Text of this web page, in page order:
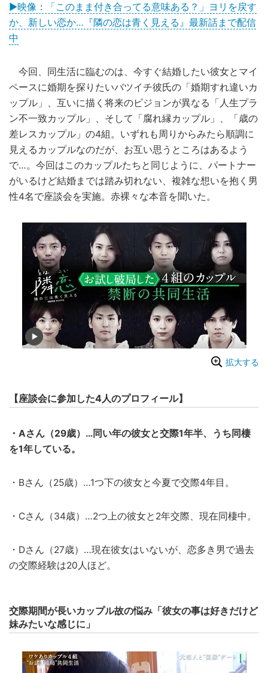
▶映像：「このまま付き合ってる意味ある？」ヨリを戻す
か、新しい恋か…『隣の恋は青く見える』最新話まで配信
中
今回、同生活に臨むのは、今すぐ結婚したい彼女とマイ
ペースに婚期を探りたいバツイチ彼氏の「婚期すれ違いカ
ップル」、互いに描く将来のビジョンが異なる「人生プラ
ン不一致カップル」、そして「腐れ縁カップル」、「歳の
差レスカップル」の4組。いずれも周りからみたら順調に
見えるカップルなのだが、お互い思うところはあるよう
で…。今回はこのカップルたちと同じように、パートナー
がいるけど結婚までは踏み切れない、複雑な想いを抱く男
性4名で座談会を実施。赤裸々な本音を聞いた。
拡大する
【座談会に参加した4人のプロフィール】
・Aさん（29歳）…同い年の彼女と交際1年半、うち同棲
を1年している。
・Bさん（25歳）…1つ下の彼女と今夏で交際4年目。
・Cさん（34歳）…2つ上の彼女と2年交際、現在同棲中。
・Dさん（27歳）…現在彼女はいないが、恋多き男で過去
の交際経験は20人ほど。
交際期間が長いカップル故の悩み「彼女の事は好きだけど
妹みたいな感じに」